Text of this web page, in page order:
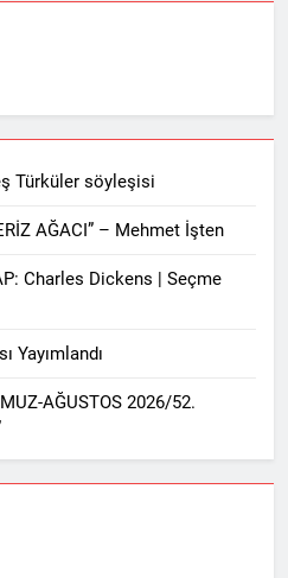
Türküler söyleşisi
AĞACI” – Mehmet İşten
Charles Dickens | Seçme
Yayımlandı
AĞUSTOS 2026/52.